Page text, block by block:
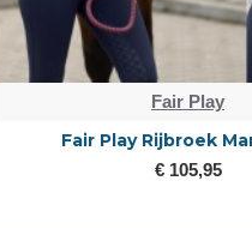
Fair Play
Fair Play Rijbroek
€ 105,95